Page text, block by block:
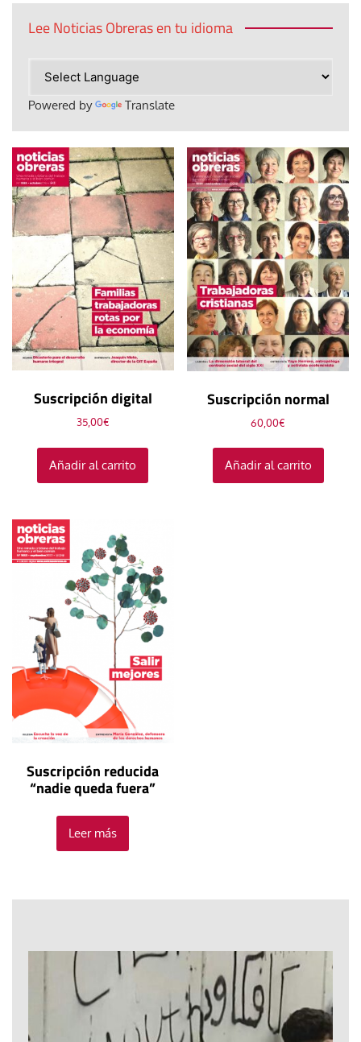
Lee Noticias Obreras en tu idioma
Powered by Translate
Suscripción digital
35,00€
Añadir al carrito
Suscripción normal
60,00€
Añadir al carrito
Suscripción reducida
“nadie queda fuera”
Leer más